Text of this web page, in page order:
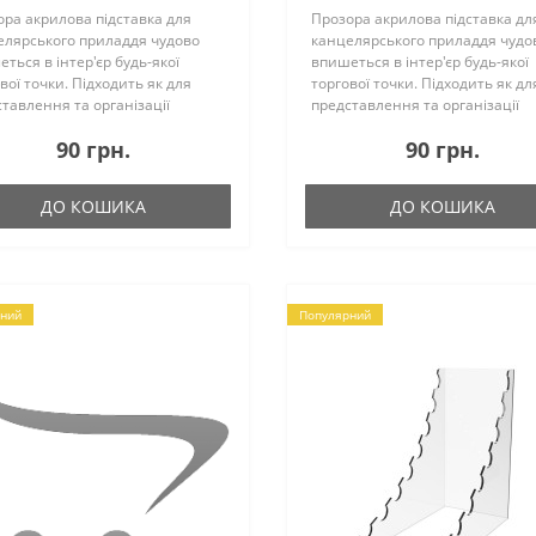
акрилова підставка для
приладдя чудово
в інтер'єр будь-якої
точки. Підходить як для
та організації
простору робочого місця
90 грн.
ДО КОШИКА
Прозора акрилова підставка
канцелярського приладдя
впишеться в інтер'єр будь-якої
торгової точки. Підходить як
представлення та організації
оптимізації простору робочого
90 грн.
ДО КОШИКА
Популярний